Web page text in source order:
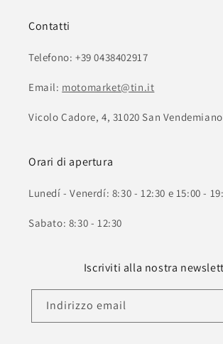
Contatti
Telefono: +39 0438402917
Email: motomarket@tin.it
Vicolo Cadore, 4, 31020 San
Orari di apertura
Lunedí - Venerdí: 8:30 - 12:30 e 15:00 -
Sabato: 8:30 - 12:30
Iscriviti alla nostra
Indirizzo email